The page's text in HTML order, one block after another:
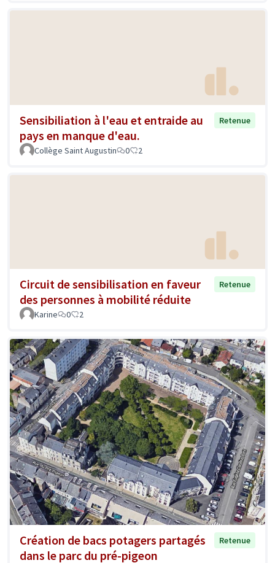
Sensibiliation à l'eau et entraide au
pays en manque d'eau.
Retenue
Collège Saint Augustin 0 2
Circuit de sensibilisation en faveur
des personnes à mobilité réduite
Retenue
Karine 0 2
Création de bacs potagers partagés
dans le parc du pré-pigeon
Retenue